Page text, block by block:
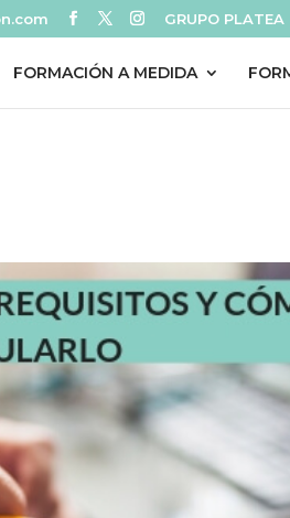
GRUPO PLATEA
FORMACIÓN A MEDIDA